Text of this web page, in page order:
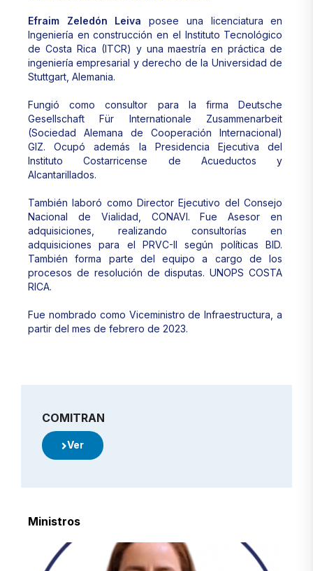
Efraim Zeledón Leiva posee una licenciatura en
Ingeniería en construcción en el Instituto Tecnológico
de Costa Rica (ITCR) y una maestría en práctica de
ingeniería empresarial y derecho de la Universidad de
Stuttgart, Alemania.
Fungió como consultor para la firma Deutsche
Gesellschaft Für Internationale Zusammenarbeit
(Sociedad Alemana de Cooperación Internacional)
GIZ. Ocupó además la Presidencia Ejecutiva del
Instituto Costarricense de Acueductos y
Alcantarillados.
También laboró como Director Ejecutivo del Consejo
Nacional de Vialidad, CONAVI. Fue Asesor en
adquisiciones, realizando consultorías en
adquisiciones para el PRVC-II según políticas BID.
También forma parte del equipo a cargo de los
procesos de resolución de disputas. UNOPS COSTA
RICA.
Fue nombrado como Viceministro de Infraestructura, a
partir del mes de febrero de 2023.
COMITRAN
Ver
Ministros